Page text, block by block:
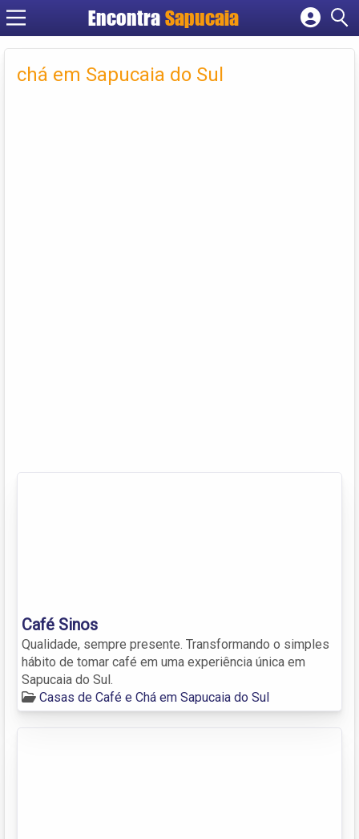
Encontra
Cadastrar empresa
Criar conta
chá em Sapucaia do Sul
Café Sinos
Qualidade, sempre presente. Transformando o simples
hábito de tomar café em uma experiência única em
Sapucaia do Sul.
Casas de Café e Chá em Sapucaia do Sul